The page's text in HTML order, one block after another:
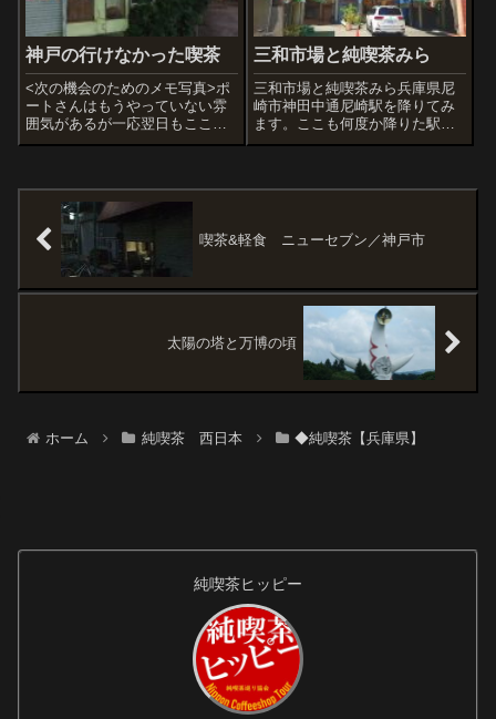
神戸の行けなかった喫茶
<次の機会のためのメモ写真>ポ
ートさんはもうやっていない雰
囲気があるが一応翌日もここの
前通るからチェックしてみよう
ワイトリビースすずらん
三和市場と純喫茶みら
三和市場と純喫茶みら兵庫県尼
崎市神田中通尼崎駅を降りてみ
ます。ここも何度か降りた駅だ
けど、今回はたぶん今まで進ん
ます。ここし市場や商店街の交
ード」「三保本通...
喫茶&軽食 ニューセブン／神戸市
太陽の塔と万博の頃
ホーム 純喫茶 西日本 ◆純喫茶【兵庫県】
純喫茶ヒッピー